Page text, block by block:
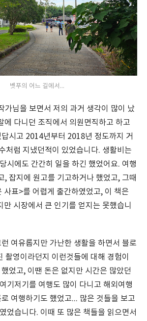
벳푸의 어느 길에서...
가님을 보면서 저의 과거 생각이 많이 났
에 다니던 조직에서 의원면직하고 하고
시고 2014년부터 2018년 정도까지 거
처럼 지냈던적이 있었습니다. 생활비는
시에도 간간히 일을 하긴 했었어요. 여행
, 잡지에 원고를 기고하거나 했었고, 그때
사표>를 어렵게 출간하였었고, 이 책은
시장에서 큰 인기를 얻지는 못했습니
여유롭지만 가난한 생활을 하면서 블로
촬영이라던지 이런것들에 대해 경험이
었고, 이땐 돈은 없지만 시간은 많았던
기저기를 여행도 많이 다니고 해외여행
여행하기도 했었고... 많은 것들을 보고
었습니다. 이때 또 많은 책들을 읽으면서